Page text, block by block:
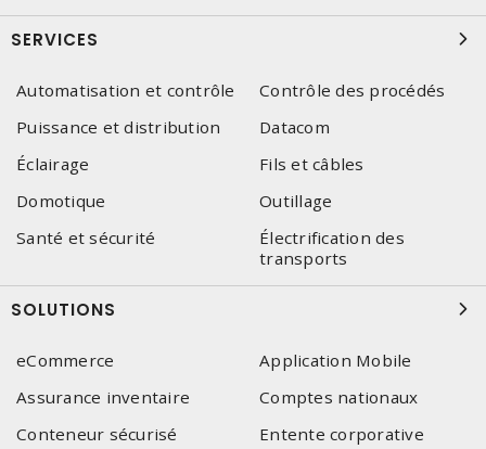
SERVICES
Automatisation et contrôle
Contrôle des procédés
Puissance et distribution
Datacom
Éclairage
Fils et câbles
Domotique
Outillage
Santé et sécurité
Électrification des
transports
SOLUTIONS
eCommerce
Application Mobile
Assurance inventaire
Comptes nationaux
Conteneur sécurisé
Entente corporative